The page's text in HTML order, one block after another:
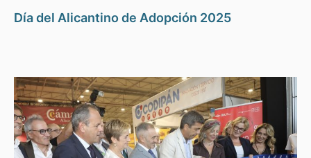
Día del Alicantino de Adopción 2025